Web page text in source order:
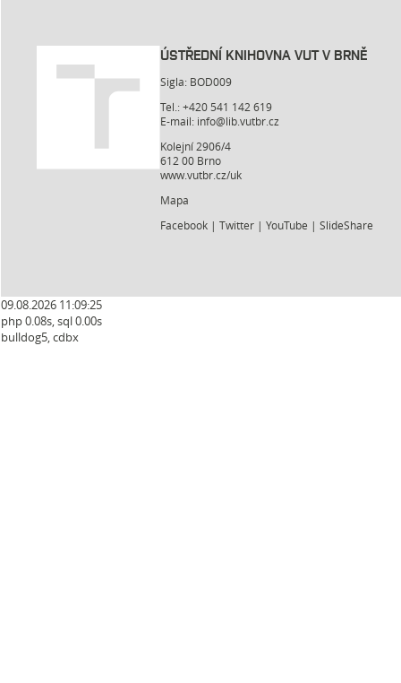
ÚSTŘEDNÍ KNIHOVNA VUT V BRNĚ
Sigla: BOD009
Tel.: +420 541 142 619
E-mail: info@lib.vutbr.cz
Kolejní 2906/4
612 00 Brno
www.vutbr.cz/uk
Mapa
Facebook |Twitter |YouTube |SlideShare
09.08.2026 11:09:26
php 0.08s, sql 0.00s
bulldog5, cdbx